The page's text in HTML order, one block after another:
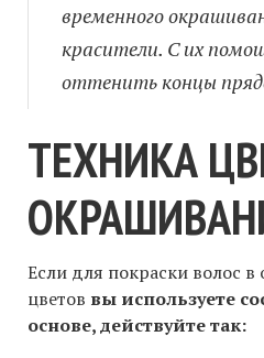
временного
красители. С их
оттенить концы
ТЕХНИКА
Если для покраски волос
цветов вы используете
основе, действуйте так: